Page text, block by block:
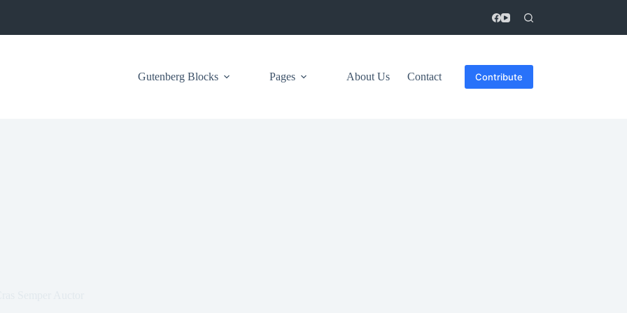
Gutenberg Blocks Pages About Us Contact Contribute